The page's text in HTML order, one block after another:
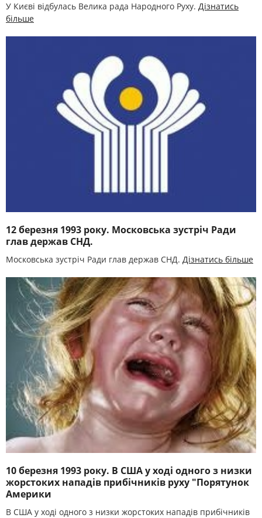
У Києві відбулась Велика рада Народного Руху. Дізнатись
більше
12 березня 1993 року. Московська зустріч Ради
глав держав СНД.
Московська зустріч Ради глав держав СНД. Дізнатись більше
10 березня 1993 року. В США у ході одного з низки
жорстоких нападів прибічників руху "Порятунок
Америки
В США у ході одного з низки жорстоких нападів прибічників